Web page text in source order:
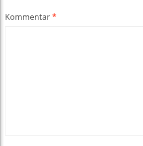
Kommentar*